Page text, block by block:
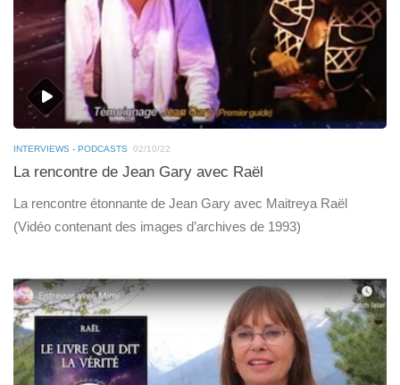
INTERVIEWS - PODCASTS 02/10/22
La rencontre de Jean Gary avec Raël
La rencontre étonnante de Jean Gary avec Maitreya Raël
(Vidéo contenant des images d’archives de 1993)